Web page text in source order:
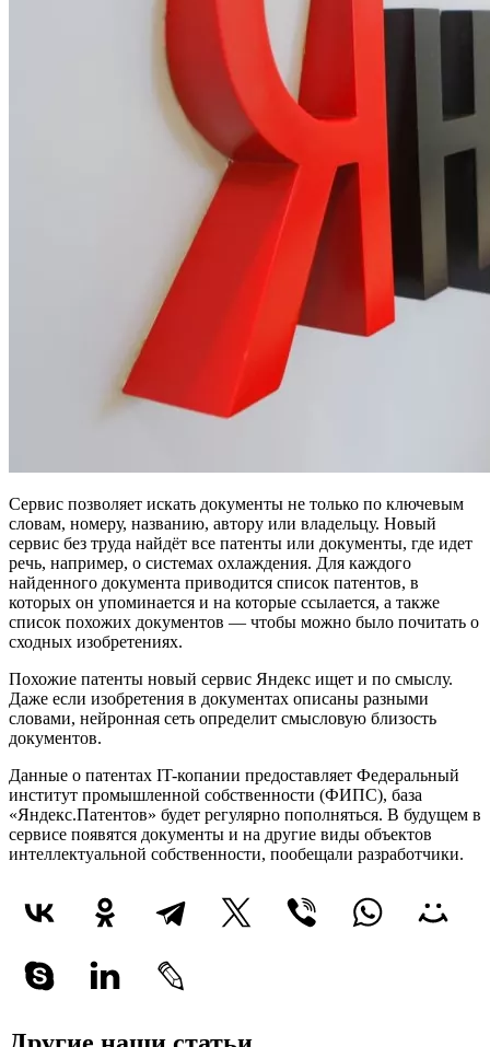
Сервис позволяет искать документы не только по ключевым
словам, номеру, названию, автору или владельцу. Новый
сервис без труда найдёт все патенты или документы, где идет
речь, например, о системах охлаждения. Для каждого
найденного документа приводится список патентов, в
которых он упоминается и на которые ссылается, а также
список похожих документов — чтобы можно было почитать о
сходных изобретениях.
Похожие патенты новый сервис Яндекс ищет и по смыслу.
Даже если изобретения в документах описаны разными
словами, нейронная сеть определит смысловую близость
документов.
Данные о патентах IT-копании предоставляет Федеральный
институт промышленной собственности (ФИПС), база
«Яндекс.Патентов» будет регулярно пополняться. В будущем в
сервисе появятся документы и на другие виды объектов
интеллектуальной собственности, пообещали разработчики.